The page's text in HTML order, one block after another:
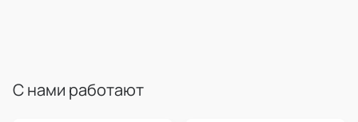
С нами работают